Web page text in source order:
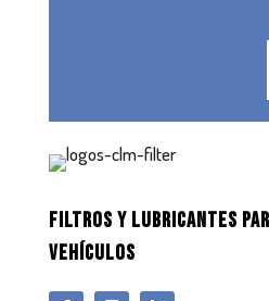
FILTROS Y LUBRICANTES
VEHÍCULOS